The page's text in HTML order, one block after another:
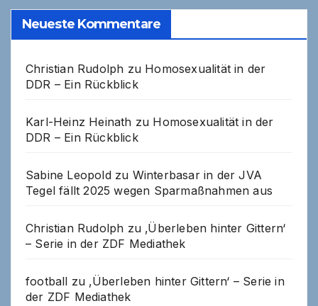
Neueste Kommentare
Christian Rudolph zu Homosexualität in der
DDR – Ein Rückblick
Karl-Heinz Heinath zu Homosexualität in der
DDR – Ein Rückblick
Sabine Leopoldzu Winterbasar in der JVA
Tegel fällt 2025 wegen Sparmaßnahmen aus
Christian Rudolph zu ‚Überleben hinter Gittern‘
– Serie in der ZDF Mediathek
football zu ‚Überleben hinter Gittern‘ – Serie in
der ZDF Mediathek